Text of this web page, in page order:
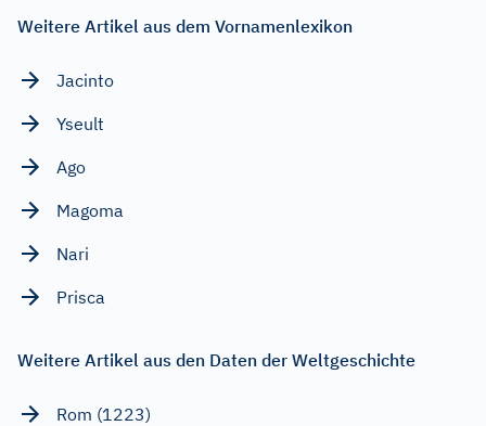
Weitere Artikel aus dem Vornamenlexikon
Jacinto
Yseult
Ago
Magoma
Nari
Prisca
Weitere Artikel aus den Daten der Weltgeschichte
Rom (1223)